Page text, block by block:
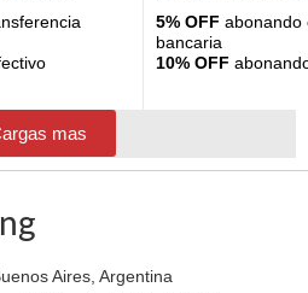
5% OFF abonando
bancaria
10% OFF
mas
Aires, Argentina